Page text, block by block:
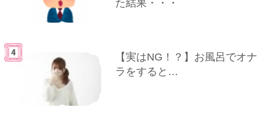
た結果・・・
【実はNG！？】お風呂でオナ
ラをすると…